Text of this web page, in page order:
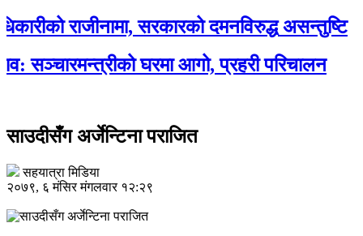
राजीनामा, सरकारको दमनविरुद्ध असन्तुष्टि
घरमा आगो, प्रहरी परिचालन
साउदीसँग अर्जेन्टिना पराजित
सहयात्रा मिडिया
२०७९, ६ मंसिर मंगलवार १२:२९